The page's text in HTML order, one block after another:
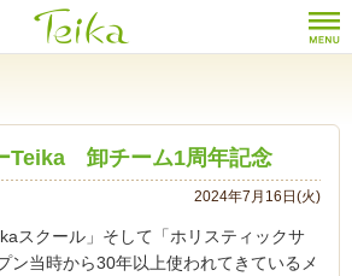
Teika 卸チーム1周年記念
2024年7月16日(火)
スクール」そして「ホリスティックサ
ン当時から30年以上使われてきているメ